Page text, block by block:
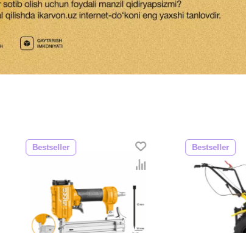
Bestseller Bestseller